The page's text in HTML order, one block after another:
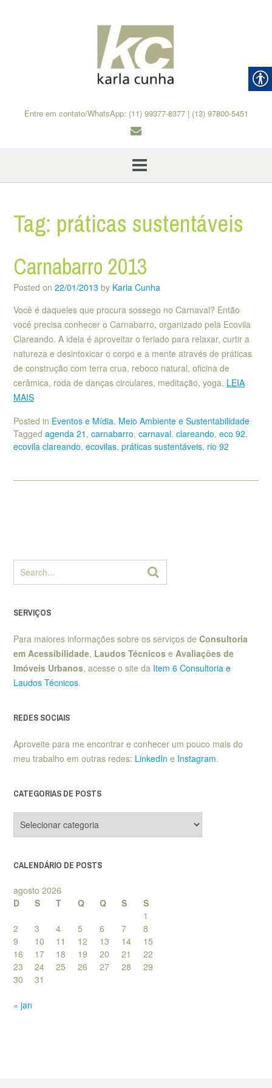
Entre em contato/WhatsApp: (11) 99377-8377 | (13) 97800-5451
Tag: práticas sustentáveis
Carnabarro 2013
Posted on 22/01/2013 by Karla Cunha
Você é daqueles que procura sossego no Carnaval? Então
você precisa conhecer o Carnabarro, organizado pela Ecovila
Clareando. A ideia é aproveitar o feriado para relaxar, curtir a
natureza e desintoxicar o corpo e a mente através de práticas
de construção com terra crua, reboco natural, oficina de
cerâmica, roda de danças circulares, meditação, yoga, LEIA
MAIS
Posted in Eventos e Mídia, Meio Ambiente e Sustentabilidade
Tagged agenda 21 , carnabarro, carnaval, clareando, eco 92,
ecovila clareando, ecovilas, práticas sustentáveis, rio 92
SERVIÇOS
Para maiores informações sobre os serviços de Consultoria
em Acessibilidade, Laudos Técnicos e Avaliações de
Imóveis Urbanos, acesse o site da Item 6 Consultoria e
Laudos Técnicos.
REDES SOCIAIS
Aproveite para me encontrar e conhecer um pouco mais do
meu trabalho em outras redes: LinkedIn e Instagram.
CATEGORIAS DE POSTS
de
CALENDÁRIO DE POSTS
agosto 2026
D
S T Q Q S
S
1
2
3 4 5 6 7
8
9
10 11 12 13 14
15
16
17 18 19 20 21
22
23
24 25 26 27 28
29
30
31
« jan